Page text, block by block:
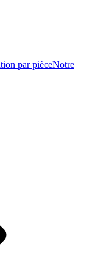
par pièceNotre